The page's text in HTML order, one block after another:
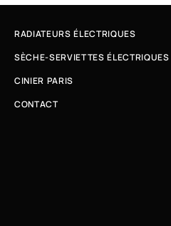
RADIATEURS ÉLECTRIQUES
SÈCHE-SERVIETTES ÉLECTRIQUES
CINIER PARIS
CONTACT